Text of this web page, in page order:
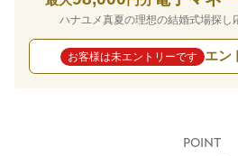
ハナユメ真夏の理想の結婚式場探し
お客様は未エントリーです エン
POINT